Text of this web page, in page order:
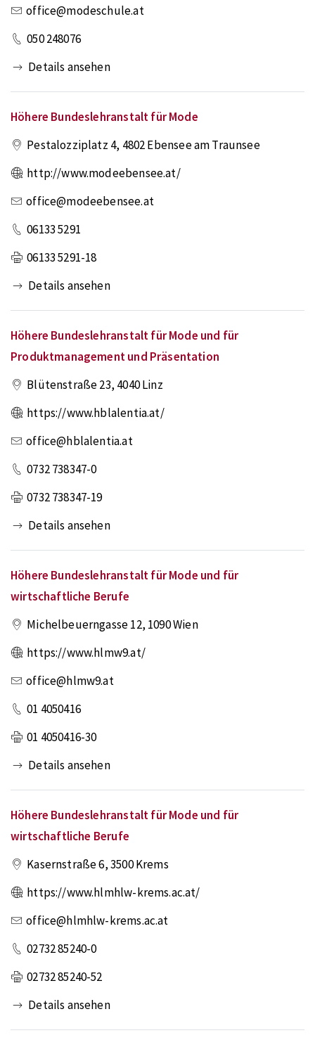
office@modeschule.at
050 248076
Details ansehen
Höhere Bundeslehranstalt für Mode
Pestalozziplatz 4, 4802Ebensee am Traunsee
http://www.modeebensee.at/
office@modeebensee.at
06133 5291
06133 5291-18
Details ansehen
Höhere Bundeslehranstalt für Mode und für
Produktmanagement und Präsentation
Blütenstraße 23, 4040Linz
https://www.hblalentia.at/
office@hblalentia.at
0732 738347-0
0732 738347-19
Details ansehen
Höhere Bundeslehranstalt für Mode und für
wirtschaftliche Berufe
Michelbeuerngasse 12, 1090Wien
https://www.hlmw9.at/
office@hlmw9.at
01 4050416
01 4050416-30
Details ansehen
Höhere Bundeslehranstalt für Mode und für
wirtschaftliche Berufe
Kasernstraße 6,3500Krems
https://www.hlmhlw-krems.ac.at/
office@hlmhlw-krems.ac.at
02732 85240-0
02732 85240-52
Details ansehen